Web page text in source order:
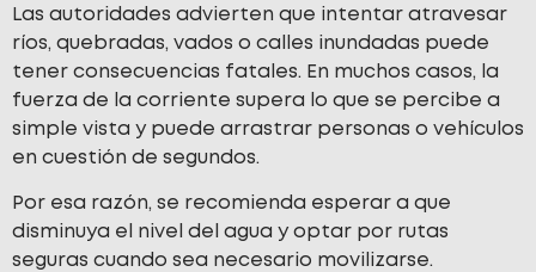
Las autoridades advierten que intentar atravesar
ríos, quebradas, vados o calles inundadas puede
tener consecuencias fatales. En muchos casos, la
fuerza de la corriente supera lo que se percibe a
simple vista y puede arrastrar personas o vehículos
en cuestión de segundos.
Por esa razón, se recomienda esperar a que
disminuya el nivel del agua y optar por rutas
seguras cuando sea necesario movilizarse.